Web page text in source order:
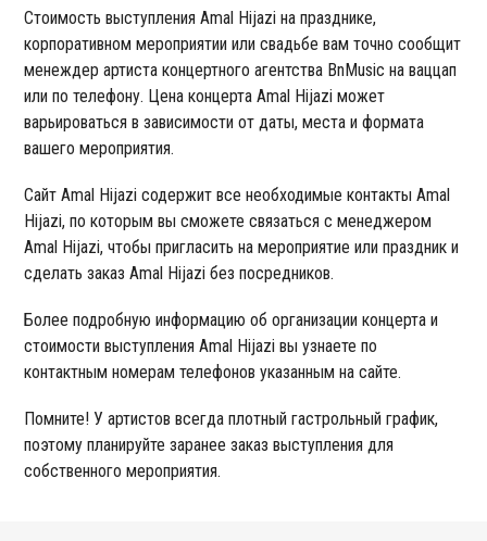
Стоимость выступления Amal Hijazi на празднике,
корпоративном мероприятии или свадьбе вам точно сообщит
менеждер артиста концертного агентства BnMusic на ваццап
или по телефону. Цена концерта Amal Hijazi может
варьироваться в зависимости от даты, места и формата
вашего мероприятия.
Сайт Amal Hijazi содержит все необходимые контакты Amal
Hijazi, по которым вы сможете связаться с менеджером
Amal Hijazi, чтобы пригласить на мероприятие или праздник и
сделать заказ Amal Hijazi без посредников.
Более подробную информацию об организации концерта и
стоимости выступления Amal Hijazi вы узнаете по
контактным номерам телефонов указанным на сайте.
Помните! У артистов всегда плотный гастрольный график,
поэтому планируйте заранее заказ выступления для
собственного мероприятия.